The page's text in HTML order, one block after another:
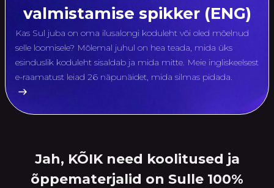
valmistamise spikker (ENG)
Kas Sul juba on oma ilusalongi koduleht või oled mõelnud
selle loomisele? Mõlemal juhul on hea teada, mida üks
esinduslik koduleht sisaldab ja mida mitte. Meie ingliskeelsest
e-raamatust leiad 26 näpunäidet, mida silmas pidada.
Jah, KÕIK need koolitused ja
õppematerjalid on Sulle 100%